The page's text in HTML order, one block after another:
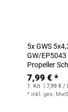
5x GWS
GW/
Propeller
7,99 € *
1 Kit
| 7,99 € /
* inkl. ges.